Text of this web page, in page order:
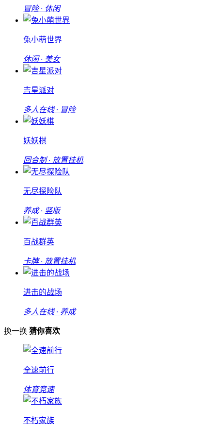
冒险 · 休闲
兔小萌世界
休闲 · 美女
吉星派对
多人在线 · 冒险
妖妖棋
回合制 · 放置挂机
无尽探险队
养成 · 竖版
百战群英
卡牌 · 放置挂机
进击的战场
多人在线 · 养成
换一换 猜你喜欢
全速前行
体育竞速
不朽家族